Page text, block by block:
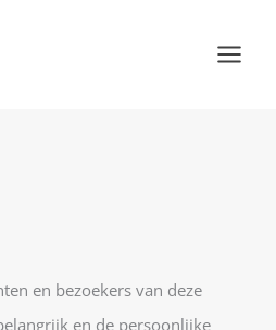
en bezoekers van deze
en de persoonlijke